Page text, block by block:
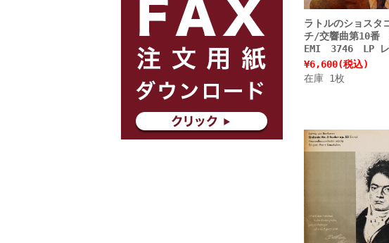
ラトルのショスタ
チ/交響曲第10番
EMI 3746 LP レ
¥6,600(税込)
在庫 1枚